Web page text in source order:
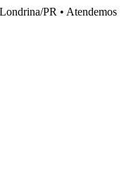
PR • Atendemos